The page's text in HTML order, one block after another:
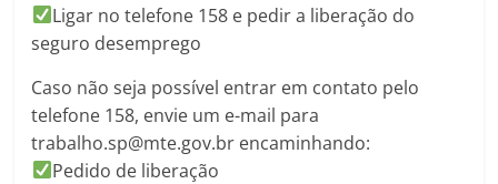
Ligar no telefone 158 e pedir a liberação do
seguro desemprego
Caso não seja possível entrar em contato pelo
telefone 158, envie um e-mail para
trabalho.sp@mte.gov.br encaminhando:
Pedido de liberação